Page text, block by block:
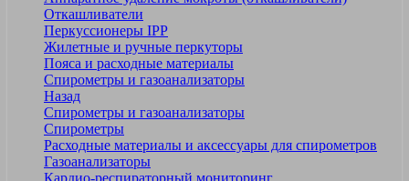
Откашливатели
Перкуссионеры IPP
Жилетные и ручные перкуторы
Пояса и расходные материалы
Спирометры и газоанализаторы
Назад
Спирометры и газоанализаторы
Спирометры
Расходные материалы и аксессуары для спирометров
Газоанализаторы
Кардио-респираторный мониторинг